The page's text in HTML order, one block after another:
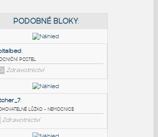
hospitalbed: